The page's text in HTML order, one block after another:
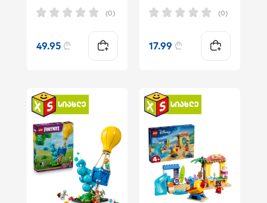
(0)
49.95 ₾
(0)
17.99 ₾